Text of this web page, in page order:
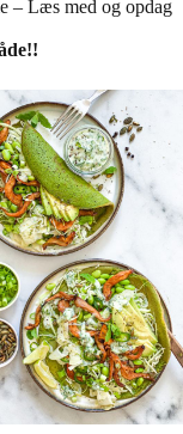
– Læs med og opdag